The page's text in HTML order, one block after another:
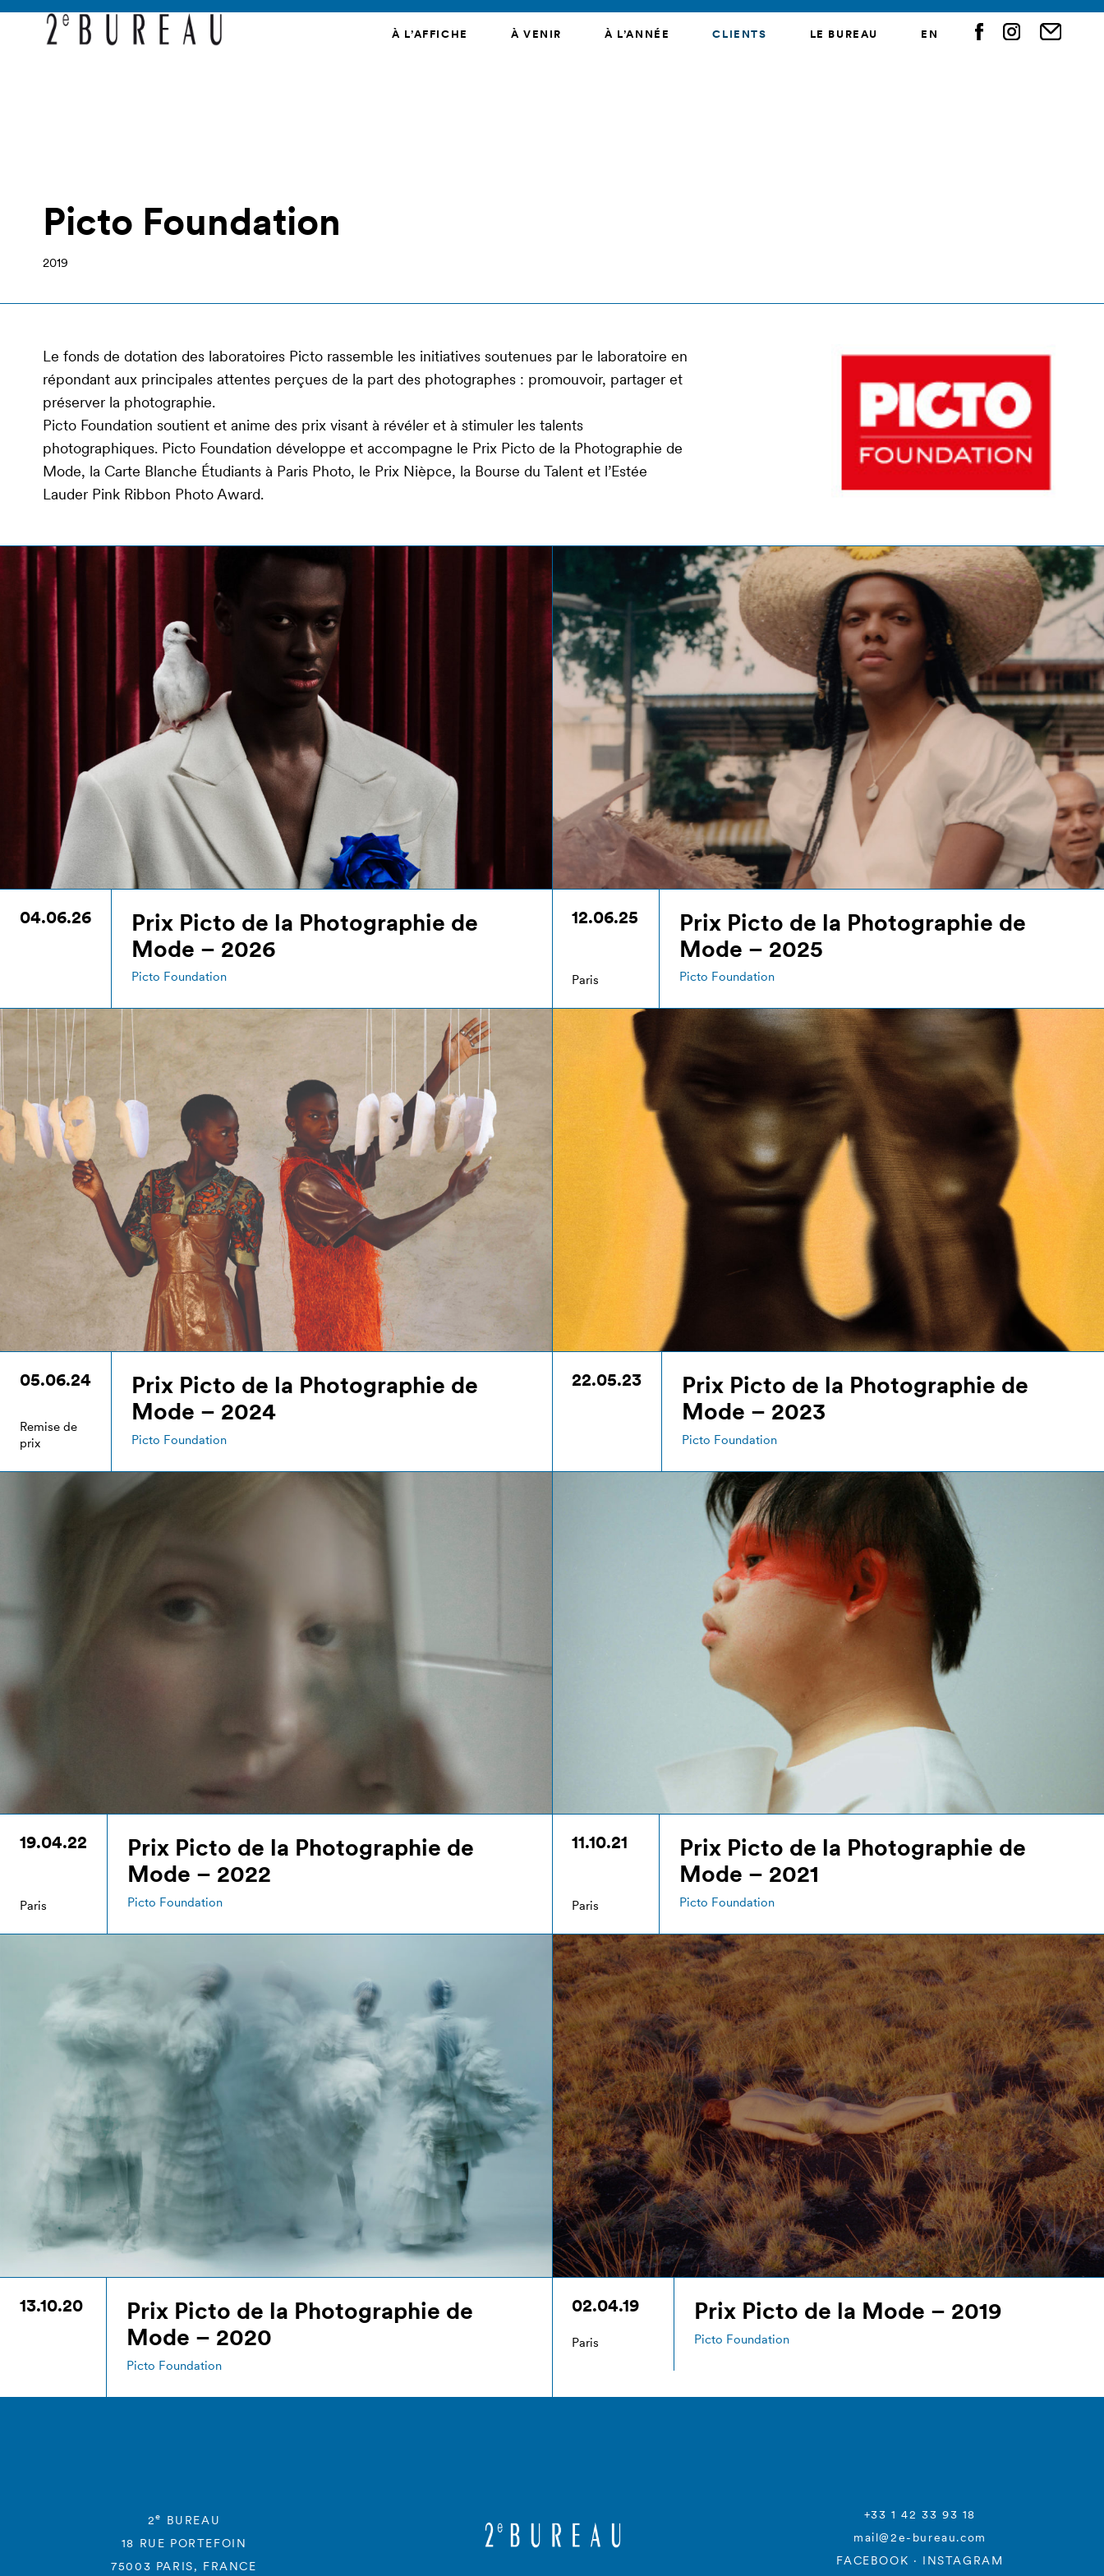
À L’AFFICHE À VENIR À L’ANNÉE CLIENTS LE BUREAU EN
Picto Foundation
2019
Le fonds de dotation des laboratoires Picto rassemble les initiatives soutenues par le laboratoire en
répondant aux principales attentes perçues de la part des photographes : promouvoir, partager et
préserver la photographie.
Picto Foundation soutient et anime des prix visant à révéler et à stimuler les talents
photographiques. Picto Foundation développe et accompagne le Prix Picto de la Photographie de
Mode, la Carte Blanche Étudiants à Paris Photo, le Prix Nièpce, la Bourse du Talent et l’Estée
Lauder Pink Ribbon Photo Award.
04.06.26
Prix Picto de la Photographie de
Mode – 2026
Picto Foundation
12.06.25
Paris
Prix Picto de la Photographie de
Mode – 2025
Picto Foundation
05.06.24
Remise de
prix
Prix Picto de la Photographie de
Mode – 2024
Picto Foundation
22.05.23
Prix Picto de la Photographie de
Mode – 2023
Picto Foundation
19.04.22
Paris
Prix Picto de la Photographie de
Mode – 2022
Picto Foundation
11.10.21
Paris
Prix Picto de la Photographie de
Mode – 2021
Picto Foundation
13.10.20
Prix Picto de la Photographie de
Mode – 2020
Picto Foundation
02.04.19
Paris
Prix Picto de la Mode – 2019
Picto Foundation
2e
BUREAU
18 RUE PORTEFOIN
75003 PARIS, FRANCE
+33 1 42 33 93 18
mail@2e-bureau.com
FACEBOOK · INSTAGRAM